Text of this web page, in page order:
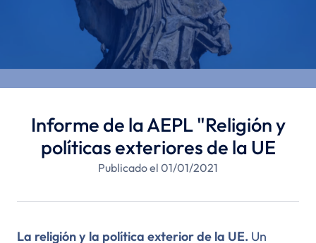
Informe de la AEPL "Religión y
políticas exteriores de la UE
Publicado el 01/01/2021
La religión y la política exterior de la UE. Un